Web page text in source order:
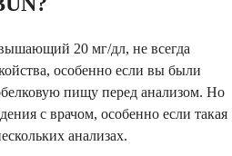
20 мг/дл, не всегда
особенно если вы были
пищу перед анализом. Но
с врачом, особенно если такая
анализах.